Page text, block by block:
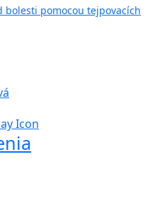
bolesti pomocou tejpovacích